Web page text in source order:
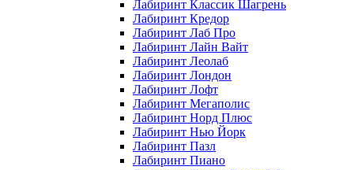
Лабиринт Классик Шагрень
Лабиринт Кредор
Лабиринт Лаб Про
Лабиринт Лайн Вайт
Лабиринт Леолаб
Лабиринт Лондон
Лабиринт Лофт
Лабиринт Мегаполис
Лабиринт Норд Плюс
Лабиринт Нью Йорк
Лабиринт Пазл
Лабиринт Пиано